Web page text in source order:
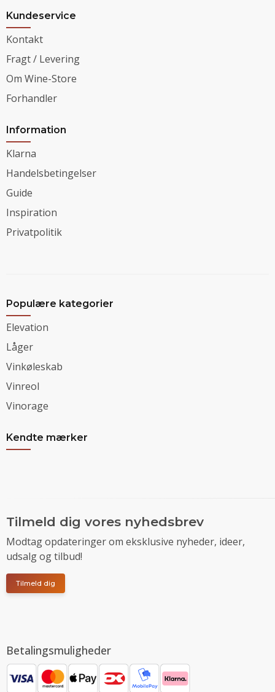
Kundeservice
Kontakt
Fragt / Levering
Om Wine-Store
Forhandler
Information
Klarna
Handelsbetingelser
Guide
Inspiration
Privatpolitik
Populære kategorier
Elevation
Låger
Vinkøleskab
Vinreol
Vinorage
Kendte mærker
Tilmeld dig vores nyhedsbrev
Modtag opdateringer om eksklusive nyheder, ideer,
udsalg og tilbud!
Tilmeld dig
Betalingsmuligheder